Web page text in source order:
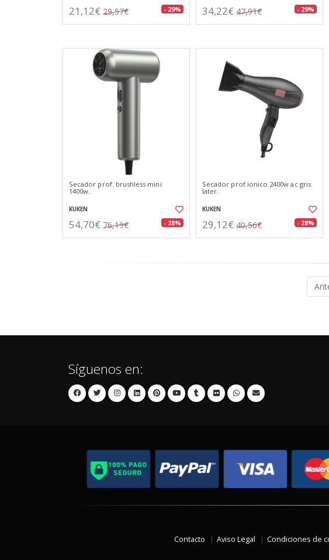
21,12€ 29,57€ - 29% 34,22€ 47,91€ - 29%
Secador prof. brushless mini
1400w.
KUKEN
54,70€ 76,19€ - 28%
Secador prof.ionico 2400w ac gris
later.
KUKEN
29,12€ 40,56€ - 28%
Síguenos en:
Contacto Aviso Legal Condiciones de